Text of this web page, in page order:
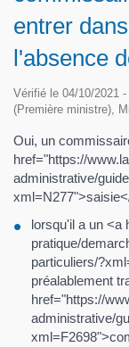
entrer
l'absence
Vérifié le 04/10/2021
(Première ministre),
Oui, un
href="https://
administrative/
lorsqu'il a un <a
pratique/
particuliers/
préalablement
href="https://
administrative/